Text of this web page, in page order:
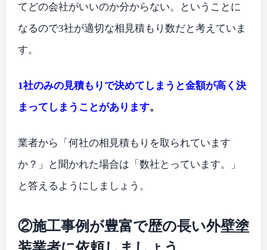
てどの会社がいいのか分からない。ということに
なるので3社が適切な相見積もり数だと考えていま
す。
1社のみの見積もりで決めてしまうと金額が高く決
まってしまうことがあります。
業者から「何社の相見積もりを取られています
か？」と聞かれた場合は「数社とっています。」
と答えるようにしましょう。
②施工事例が豊富で歴の長い外壁塗